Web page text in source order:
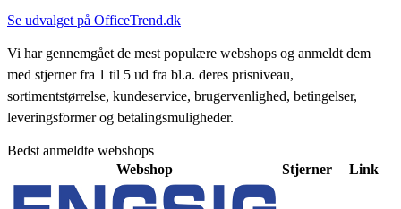
Se udvalget på OfficeTrend.dk
Vi har gennemgået de mest populære webshops og anmeldt dem
med stjerner fra 1 til 5 ud fra bl.a. deres prisniveau,
sortimentstørrelse, kundeservice, brugervenlighed, betingelser,
leveringsformer og betalingsmuligheder.
Bedst anmeldte webshops
Webshop
Stjerner Link